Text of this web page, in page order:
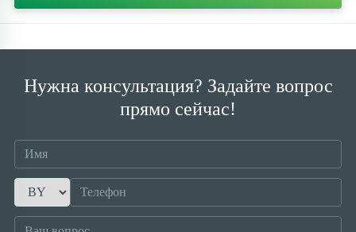
Нужна консультация? Задайте вопрос
прямо сейчас!